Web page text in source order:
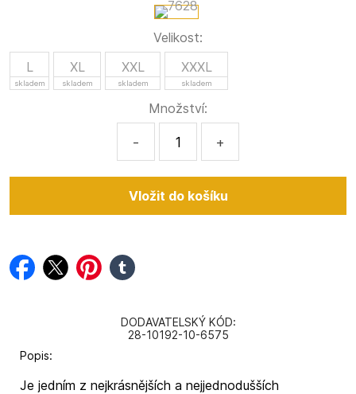
Velikost:
L
skladem
XL
skladem
XXL
skladem
XXXL
skladem
Množství:
- +
facebook
twitterpinterest
tumblr
DODAVATELSKÝ KÓD:
28-10192-10-6575
Popis:
Je jedním z nejkrásnějších a nejjednodušších